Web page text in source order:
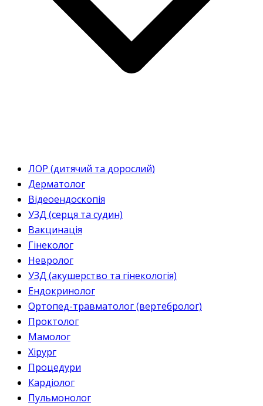
ЛОР (дитячий та дорослий)
Дерматолог
Відеоендоскопія
УЗД (серця та судин)
Вакцинація
Гінеколог
Невролог
УЗД (акушерство та гінекологія)
Ендокринолог
Ортопед-травматолог (вертебролог)
Проктолог
Мамолог
Хірург
Процедури
Кардіолог
Пульмонолог